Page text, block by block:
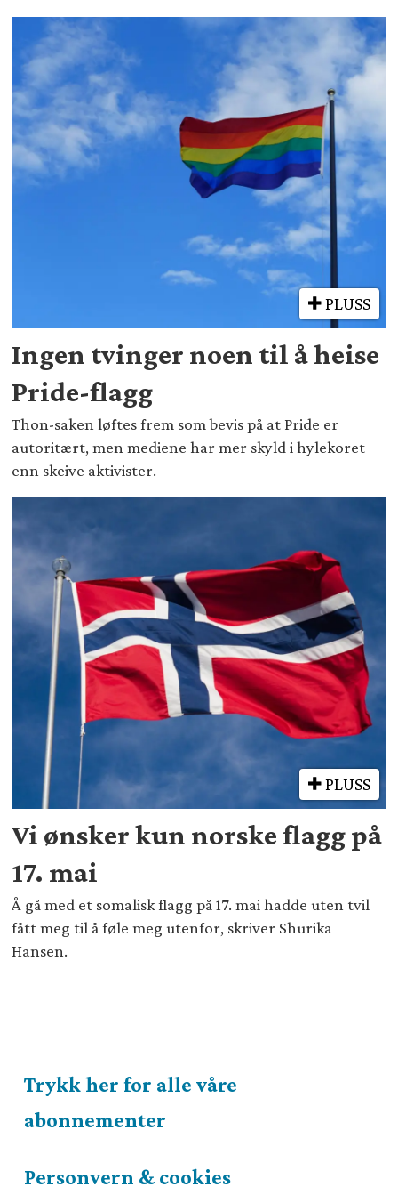
PLUSS
Ingen tvinger noen til å heise
Pride-flagg
Thon-saken løftes frem som bevis på at Pride er
autoritært, men mediene har mer skyld i hylekoret
enn skeive aktivister.
PLUSS
Vi ønsker kun norske flagg på
17. mai
Å gå med et somalisk flagg på 17. mai hadde uten tvil
fått meg til å føle meg utenfor, skriver Shurika
Hansen.
Trykk her for alle våre
abonnementer
Personvern & cookies